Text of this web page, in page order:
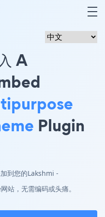
A
Plugin
到您的Lakshmi -
，无需编码或头痛。